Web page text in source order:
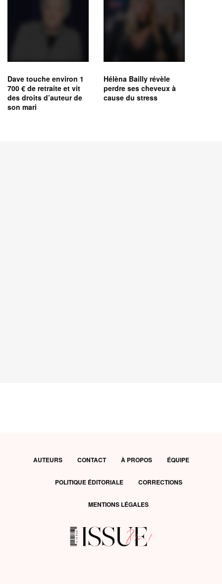
Dave touche environ 1
700 € de retraite et vit
des droits d’auteur de
son mari
Hélèna Bailly révèle
perdre ses cheveux à
cause du stress
AUTEURS CONTACT À PROPOS ÉQUIPE
POLITIQUE ÉDITORIALE CORRECTIONS
MENTIONS LÉGALES